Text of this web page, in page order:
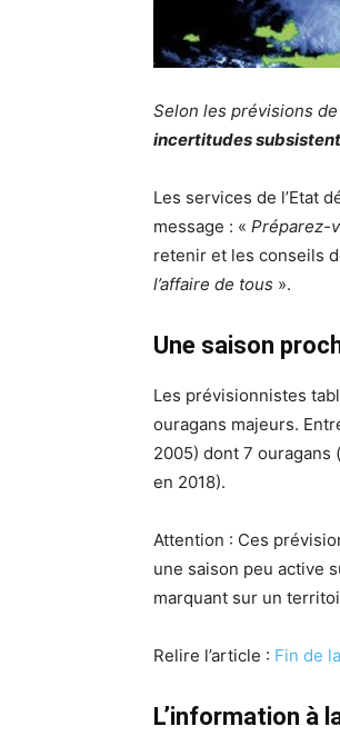
Selon les prévisions
incertitudes subsistent
Les services de l’Etat
message : « Préparez-
retenir et les conseils
l’affaire de tous ».
Une saison
Les prévisionnistes
ouragans majeurs.
2005) dont 7 ouragans
en 2018).
Attention : Ces
une saison peu active
marquant sur un
Relire l’article : Fin de
L’information à